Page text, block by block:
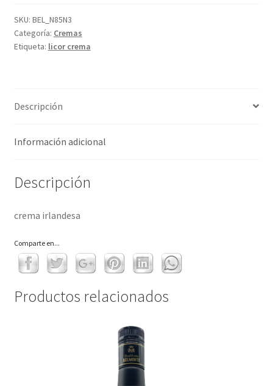
SKU: BEL_N85N3
Categoría: Cremas
Etiqueta: licor crema
Descripción
Información adicional
Descripción
crema irlandesa
Comparte en...
Productos relacionados